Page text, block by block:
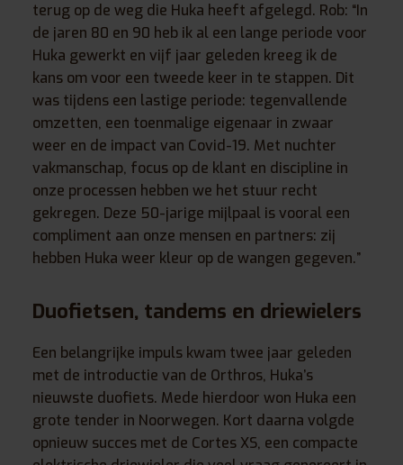
terug op de weg die Huka heeft afgelegd. Rob: “In
de jaren 80 en 90 heb ik al een lange periode voor
Huka gewerkt en vijf jaar geleden kreeg ik de
kans om voor een tweede keer in te stappen. Dit
was tijdens een lastige periode: tegenvallende
omzetten, een toenmalige eigenaar in zwaar
weer en de impact van Covid-19. Met nuchter
vakmanschap, focus op de klant en discipline in
onze processen hebben we het stuur recht
gekregen. Deze 50-jarige mijlpaal is vooral een
compliment aan onze mensen en partners: zij
hebben Huka weer kleur op de wangen gegeven.”
Duofietsen, tandems en driewielers
Een belangrijke impuls kwam twee jaar geleden
met de introductie van de Orthros, Huka’s
nieuwste duofiets. Mede hierdoor won Huka een
grote tender in Noorwegen. Kort daarna volgde
opnieuw succes met de Cortes XS, een compacte